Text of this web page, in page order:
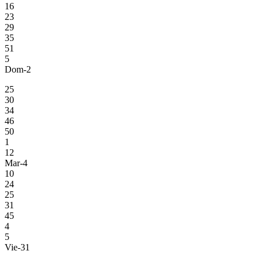
16
23
29
35
51
5
Dom-2
25
30
34
46
50
1
12
Mar-4
10
24
25
31
45
4
5
Vie-31